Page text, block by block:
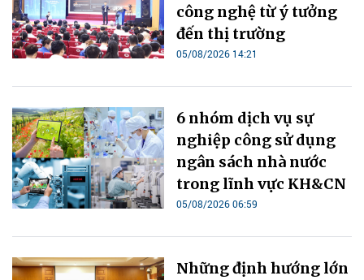
công nghệ từ ý tưởng
đến thị trường
05/08/2026 14:21
6 nhóm dịch vụ sự
nghiệp công sử dụng
ngân sách nhà nước
trong lĩnh vực KH&CN
05/08/2026 06:59
Những định hướng lớn